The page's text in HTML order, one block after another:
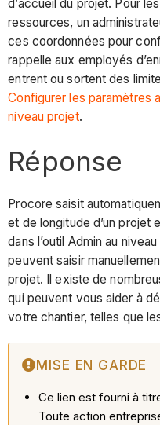
d’accueil du projet. Pour
ressources, un
ces coordonnées pour
rappelle aux employés
entrent ou sortent des
Configurer les paramètres
niveau projet.
Réponse
Procore saisit
et de longitude d’un projet
dans l’outil Admin au
peuvent saisir
projet. Il existe de
qui peuvent vous aider à
votre chantier, telles que
MISE EN GARDE
Ce lien est fourni à
Toute action